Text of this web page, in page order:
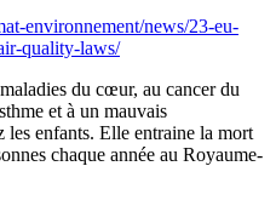
environnement/news/23-eu-
quality-laws/
du cœur, au cancer du
et à un mauvais
les enfants. Elle entraine la mort
chaque année au Royaume-